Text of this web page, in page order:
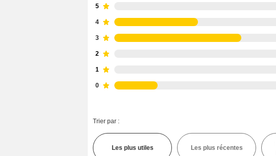
5
4
3
2
1
0
Trier par :
Les plus utiles Les plus récentes